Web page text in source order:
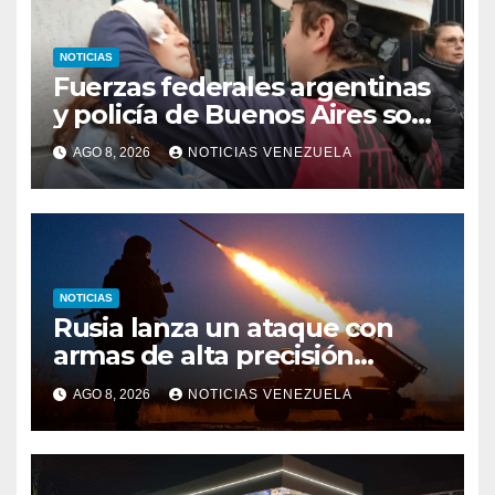
NOTICIAS
Fuerzas federales argentinas
y policía de Buenos Aires son
acusadas por represión
AGO 8, 2026 NOTICIAS VENEZUELA
NOTICIAS
Rusia lanza un ataque con
armas de alta precisión
contra la industria militar en
Kiev
AGO 8, 2026 NOTICIAS VENEZUELA